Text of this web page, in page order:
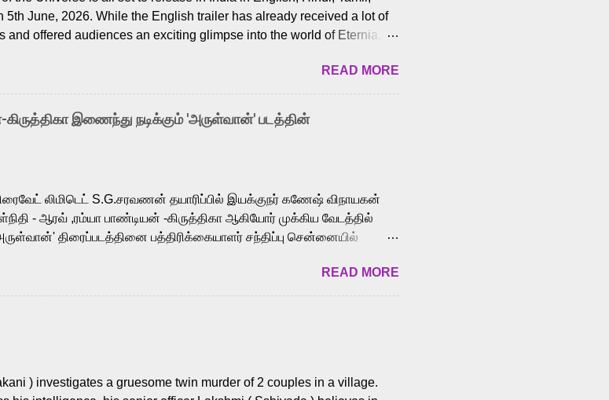
5th June, 2026. While the English trailer has already received a lot of
and offered audiences an exciting glimpse into the world of Eternia,
is the film’s powerful Tamil voice cast led by celebrated playback
voice to the iconic superhero He-Man. Known for memorable songs
“Oru Maalai” from Ghajini, and “Mun Andhi” from 7 Aum Arivu,
voice and strong command over multiple languages, making him
character. Adithya Menon, known for portraying memorable
READ MORE
இணைந்து நடிக்கும் 'அருள்வான்' படத்தின்
லிமிடெட் S.G.சரவணன் தயாரிப்பில் இயக்குநர் கணேஷ் விநாயகன்
- ஆரவ் ,ரம்யா பாண்டியன் -கிருத்திகா ஆகியோர் முக்கிய வேடத்தில்
திரைப்படத்தினை பத்திரிக்கையாளர் சந்திப்பு சென்னையில்
ரம்யா பாண்டியன், வி டி வி கணேஷ் , ஜான் விஜய், பேபி கிருத்திகா,
உள்ளிட்ட பலர் நடித்திருக்கிறார்கள். எம். சுகுமார் ஒளிப்பதிவு
ஜீ. வி. பிரகாஷ் குமார் இசையமைத்திருக்கிறார். லால்குடி
கவனிக்க.. லாரன்ஸ் கிஷோர் படத் தொகுப்பு பணிகளை
அவசியத்தை வலியுறுத்தி தயாராகி இருக்கும் இந்தத் திரைப்படத்தை 90
நிறுவனம் சார்பில் சக்திவேலன் வழங...
READ MORE
) investigates a gruesome twin murder of 2 couples in a village.